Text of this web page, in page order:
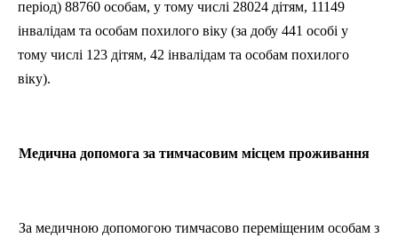
період) 88760 особам, у тому числі 28024 дітям, 11149
інвалідам та особам похилого віку (за добу 441 особі у
тому числі 123 дітям, 42 інвалідам та особам похилого
віку).
Медична допомога за тимчасовим місцем проживання
За медичною допомогою тимчасово переміщеним особам з